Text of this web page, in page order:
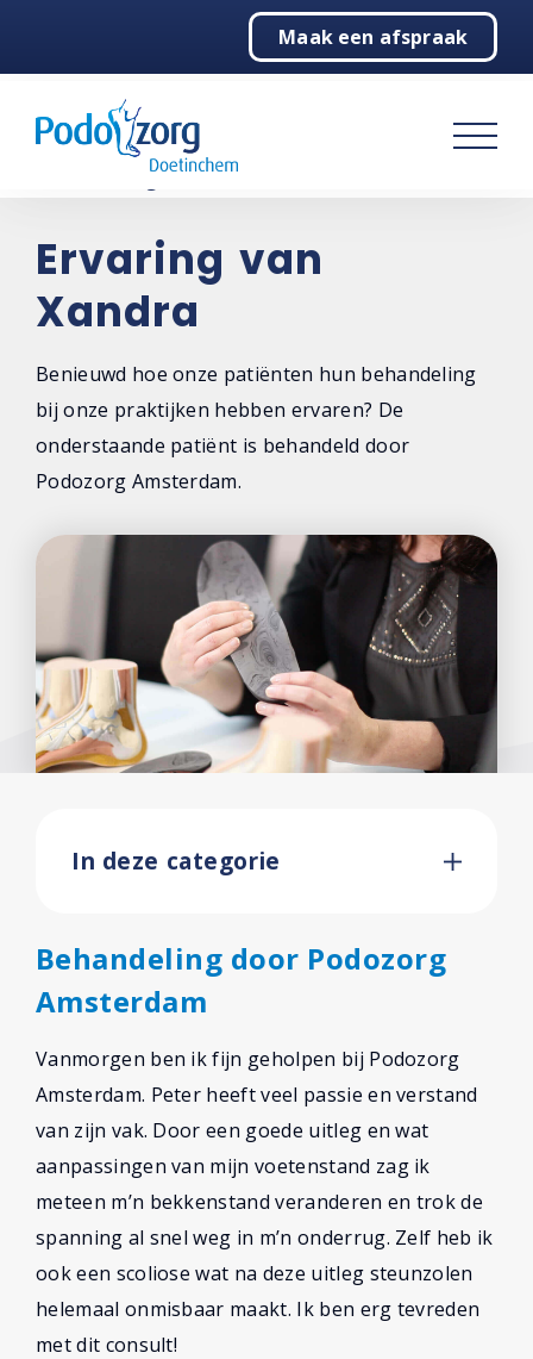
Maak een afspraak
Podologie
Behandelingen
Over ons
Contact
Ervaring van
Xandra
Benieuwd hoe onze patiënten hun behandeling
bij onze praktijken hebben ervaren? De
onderstaande patiënt is behandeld door
Podozorg Amsterdam.
In deze categorie
Behandeling door Podozorg
Amsterdam
Vanmorgen ben ik fijn geholpen bij Podozorg
Amsterdam. Peter heeft veel passie en verstand
van zijn vak. Door een goede uitleg en wat
aanpassingen van mijn voetenstand zag ik
meteen m’n bekkenstand veranderen en trok de
spanning al snel weg in m’n onderrug. Zelf heb ik
ook een scoliose wat na deze uitleg steunzolen
helemaal onmisbaar maakt. Ik ben erg tevreden
met dit consult!